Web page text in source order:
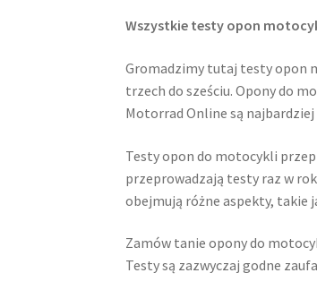
Wszystkie testy opon
Gromadzimy tutaj testy opon
trzech do sześciu. Opony do
Motorrad Online są
Testy opon do motocykli
przeprowadzają testy raz w
obejmują różne aspekty, takie
Zamów tanie opony do
Testy są zazwyczaj godne